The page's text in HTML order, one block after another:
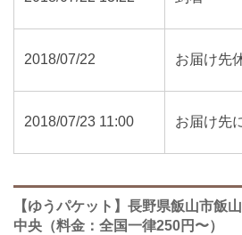
2018/07/22 お届け先
2018/07/23 11:00 お届け先
【ゆうパケット】長野県飯山市飯
中央（料金：全国一律250円〜）